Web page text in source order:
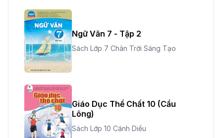
Ngữ Văn 7 - Tập 2
Sách Lớp 7 Chân Trời Sáng Tạo
Giáo Dục Thể Chất 10 (Cầu
Lông)
Sách Lớp 10 Cánh Diều